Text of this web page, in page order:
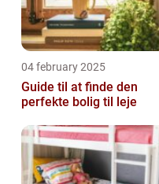
04 february 2025
Guide til at finde den
perfekte bolig til leje